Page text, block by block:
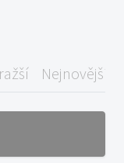
Nejnovější